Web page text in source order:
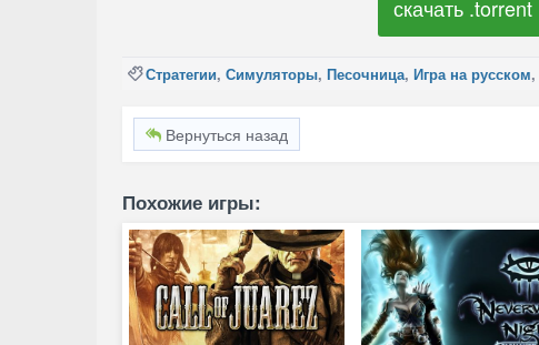
скачать .torrent
Стратегии, Симуляторы, Песочница, Игра на русском,
Вернуться назад
Похожие игры: